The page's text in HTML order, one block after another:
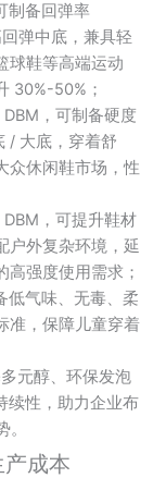
制备回弹率
弹中底，兼具轻
球鞋等高端运动
30%-50%；
，可制备硬度
/ 大底，穿着舒
众休闲鞋市场，性
，可提升鞋材
户外复杂环境，延
强度使用需求；
低气味、无毒、柔
准，保障儿童穿着
元醇、环保发泡
续性，助力企业布
产成本